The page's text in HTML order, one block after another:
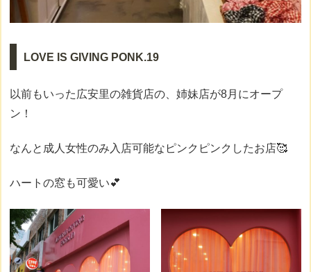
LOVE IS GIVING PONK.19
以前もいった広安里の雑貨店の、姉妹店が8月にオープ
ン！
なんと成人女性のみ入店可能なピンクピンクしたお店🥰
ハートの窓も可愛い💕